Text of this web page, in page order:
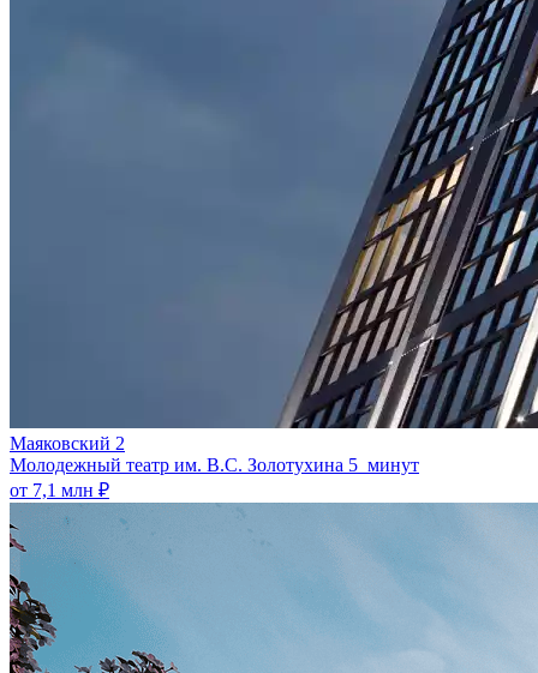
Маяковский 2
Молодежный театр им. В.С. Золотухина 5 минут
от 7,1 млн ₽